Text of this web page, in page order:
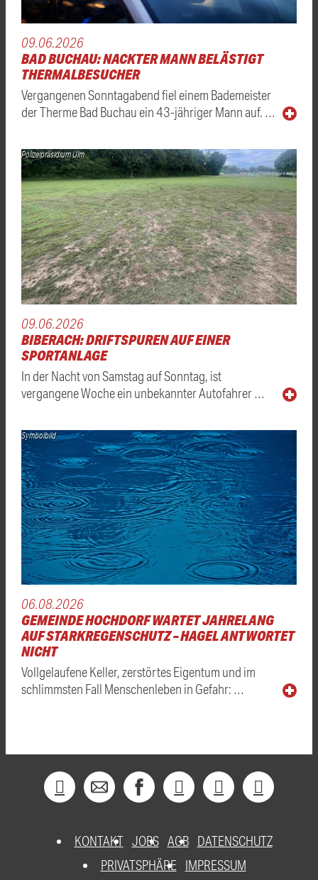
09.06.2026
BAD BUCHAU: NACKTER MANN BELÄSTIGT
THERMALBESUCHER
Vergangenen Sonntagabend fiel einem Bademeister
der Therme Bad Buchau ein 43-jähriger Mann auf. …
Polizeipräsidium Ulm
09.06.2026
BIBERACH: DRIFTSPUREN AUF EINER
SPORTANLAGE
In der Nacht von Samstag auf Sonntag, ist
vergangene Woche ein unbekannter Autofahrer …
Symbolbild
06.08.2026
GEMEINDE HOCHDORF WARTET JAHRELANG
AUF STARKREGENSCHUTZ – HAGEL ANTWORTET
NICHT
Vollgelaufene Keller, zerstörtes Eigentum und im
schlimmsten Fall Menschenleben in Gefahr: …
KONTAKT JOBS AGB DATENSCHUTZ
PRIVATSPHÄRE
IMPRESSUM